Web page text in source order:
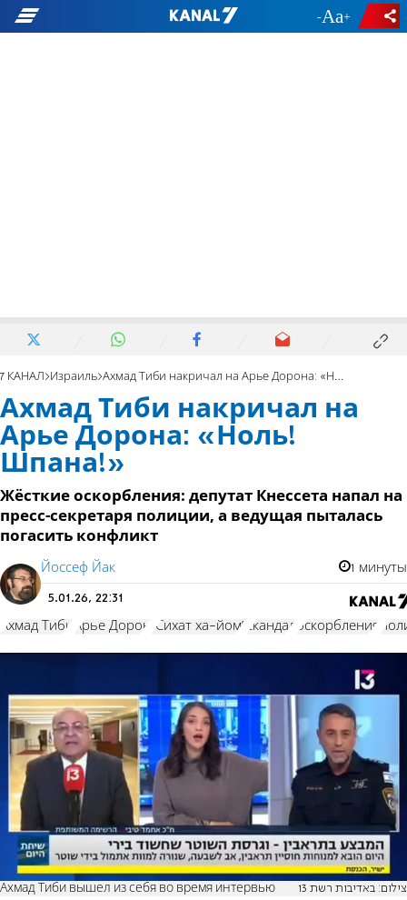
- +
7 КАНАЛ Израиль Ахмад Тиби накричал на Арье Дорона: «Ноль! Шпана!»
Ахмад Тиби накричал на
Арье Дорона: «Ноль!
Шпана!»
Жёсткие оскорбления: депутат Кнессета напал на
пресс-секретаря полиции, а ведущая пыталась
погасить конфликт
Йоссеф Йак 1 минуты
5.01.26, 22:31
Ахмад Тиби Арье Дорон "Сихат ха-йом" скандал оскорбления
Ахмад Тиби вышел из себя во время интервью צילום: באדיבות רשת 13